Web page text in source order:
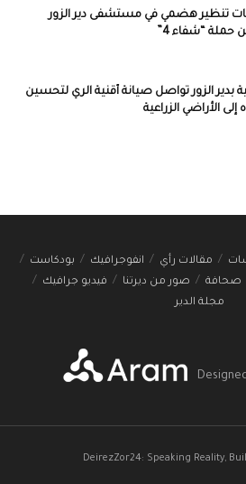
7 عمليات تنظير هضمي في مستشفى دير الزور
“شفاء 4”
بدير الزور تواصل صيانة أقنية الري لتحسين
الأراضي الزراعية
مقالات رأي انفوجرافيك
بودكاست
صحافة صور من ديرتنا
فيديو جرافيك
مجلة الدير
DeirezZor24: Speaking Reality,